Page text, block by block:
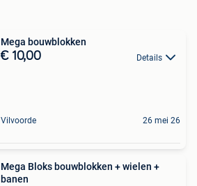
Mega bouwblokken
€ 10,00 Details
Vilvoorde 26 mei 26
Mega Bloks bouwblokken + wielen +
banen